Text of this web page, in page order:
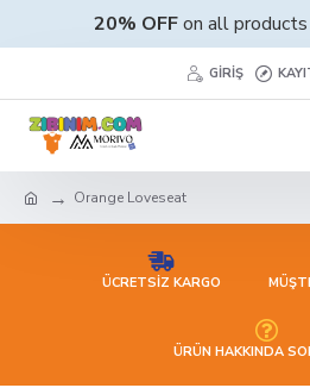
20% OFFon all products
GIRIŞ
Orange Loveseat
ÜCRETSİZ KARGO
ÜRÜN HAKKINDA